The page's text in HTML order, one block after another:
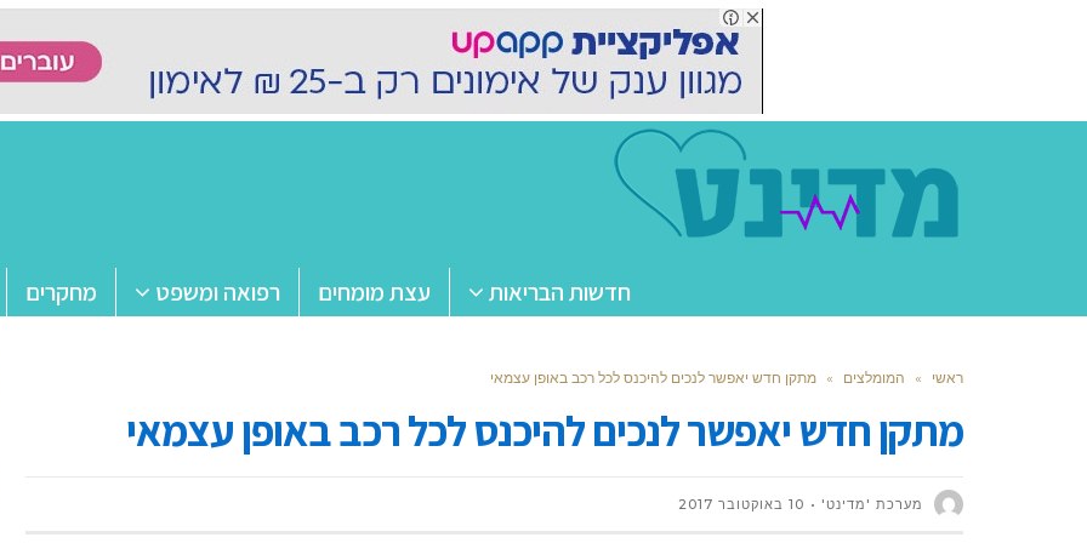
חדשות הבריאות עצת מומחים רפואה ומשפט מחקרים
ראשי » המומלצים » מתקן חדש יאפשר לנכים להיכנס לכל רכב באופן עצמאי
מתקן חדש יאפשר לנכים להיכנס לכל רכב באופן עצמאי
מערכת 'מדינט' 10 באוקטובר 2017